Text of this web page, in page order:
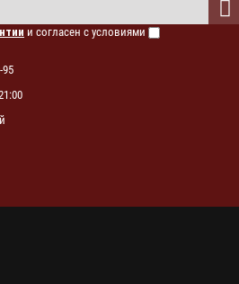
и согласен с условиями
95